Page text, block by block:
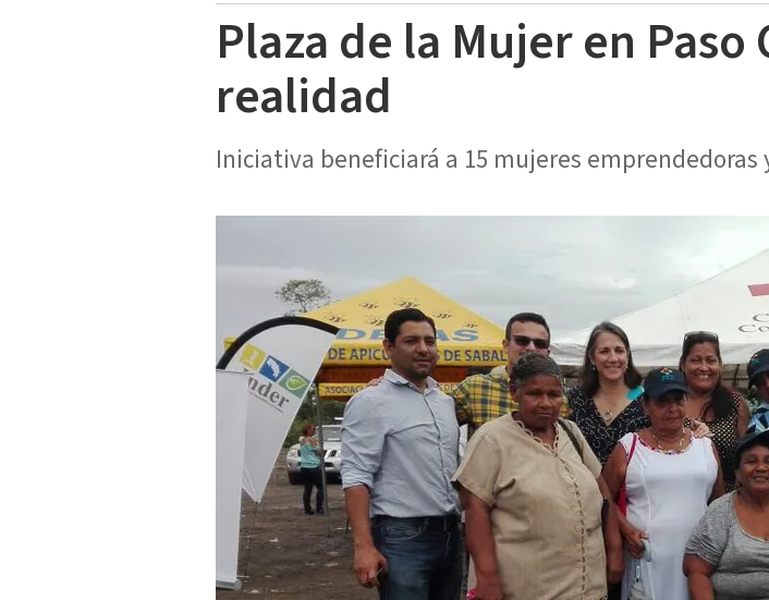
Plaza de la Mujer en Paso
realidad
Iniciativa beneficiará a 15 mujeres emprendedoras